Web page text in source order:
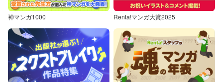
神マンガ1000 Renta!マンガ大賞2025